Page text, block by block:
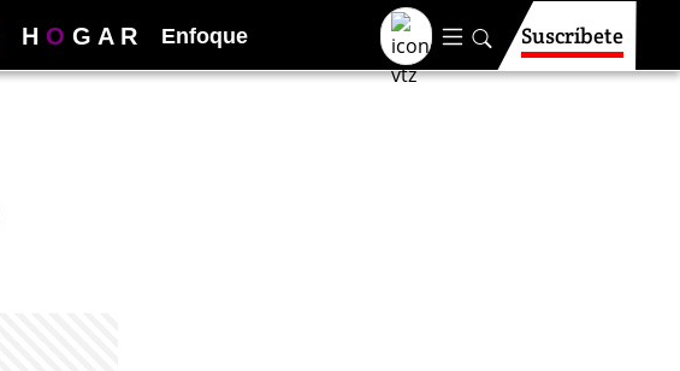
H O G A R Enfoque Suscríbete